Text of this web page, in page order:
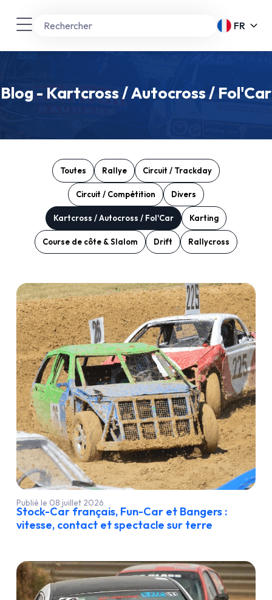
FR
Blog - Kartcross / Autocross / Fol'Car
Toutes Rallye Circuit / Trackday
Circuit / Compétition Divers
Kartcross / Autocross / Fol'Car Karting
Course de côte & Slalom Drift Rallycross
Publié le 08 juillet 2026
Stock-Car français, Fun-Car et Bangers :
vitesse, contact et spectacle sur terre